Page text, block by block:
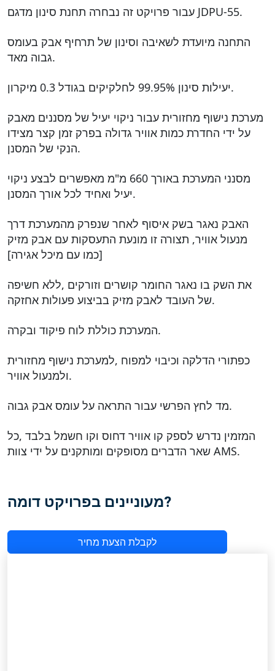
עבור פרויקט זה נבחרה תחנת סינון מדגם JDPU-55.
התחנה מיועדת לשאיבה וסינון של תרחיף אבק בעומס
גבוה מאד.
יעילות סינון 99.95% לחלקיקים בגודל 0.3 מיקרון.
מערכת נישוף מחזורית עבור ניקוי יעיל של מסננים מאבק
על ידי החדרת כמות אוויר גדולה בפרק זמן קצר מצידו
הנקי של המסנן.
מסנני המערכת באורך 660 מ"מ מאפשרים לבצע ניקוי
יעיל ואחיד לכל אורך המסנן.
האבק נאגר בשק איסוף לאחר שנפרק מהמערכת דרך
מנעול אוויר, תצורה זו מונעת התעסקות עם אבק מזיק
[כמו עם מיכל אגירה]
את השק בו נאגר החומר קושרים וזורקים ,ללא חשיפה
של העובד לאבק מזיק בביצוע פעולות אחזקה.
המערכת כוללת לוח פיקוד ובקרה.
כפתורי הדלקה וכיבוי למפוח ,למערכת נישוף מחזורית
ולמנעול אוויר.
מד לחץ הפרשי עבור התראה על עומס אבק גבוה.
המזמין נדרש לספק קו אוויר דחוס וקו חשמל בלבד ,כל
שאר הדברים מסופקים ומותקנים על ידי צוות AMS.
מעוניינים בפרויקט דומה?
לקבלת הצעת מחיר